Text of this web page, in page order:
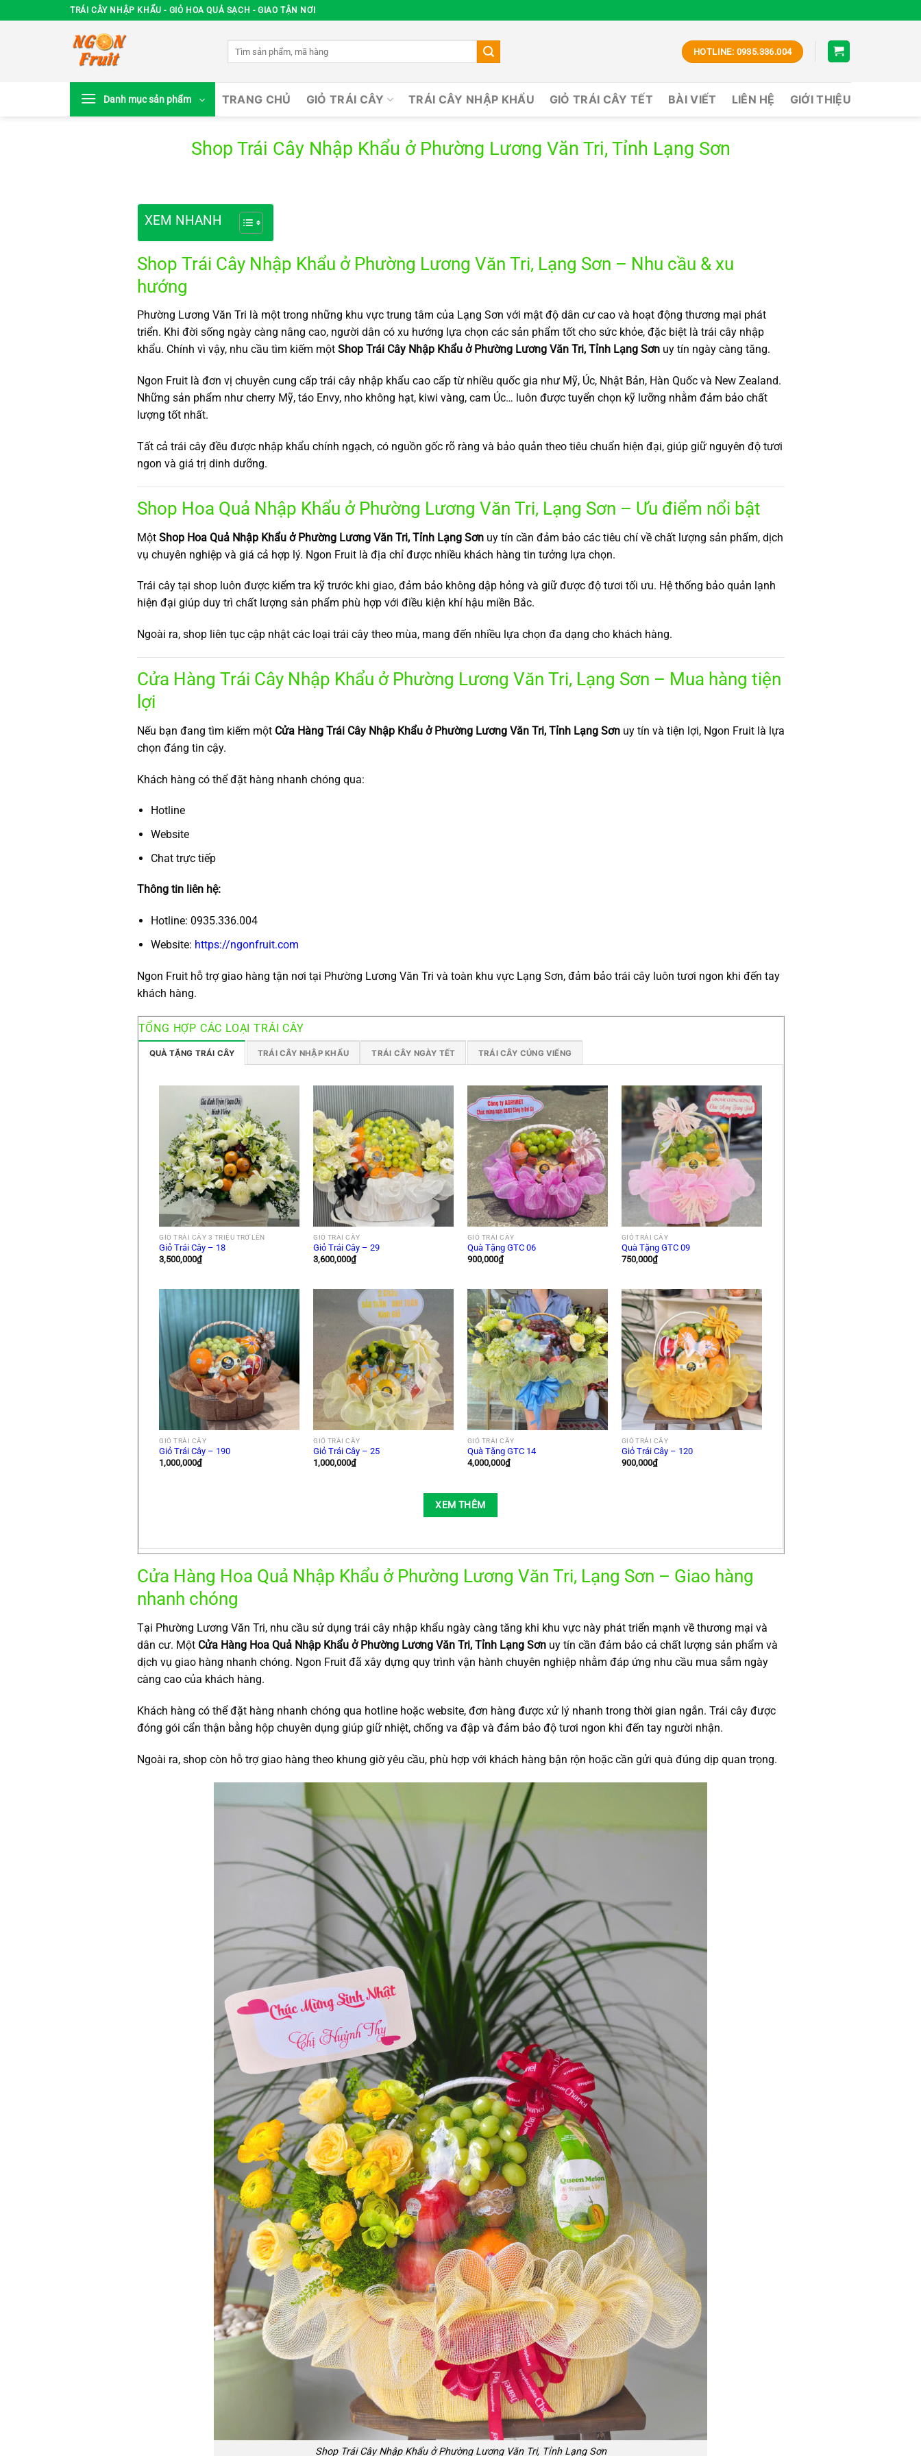
đến
TRÁI CÂY NHẬP KHẨU - GIỎ HOA QUẢ SẠCH - GIAO TẬN NƠI
HOTLINE: 0935.336.004
Danh mục sản phẩm TRANG CHỦ GIỎ TRÁI CÂY TRÁI CÂY NHẬP KHẨU GIỎ TRÁI CÂY TẾT BÀI VIẾT LIÊN HỆ GIỚI THIỆU
Shop Trái Cây Nhập Khẩu ở Phường Lương Văn Tri, Tỉnh Lạng Sơn
XEM NHANH
Shop Trái Cây Nhập Khẩu ở Phường Lương Văn Tri, Lạng Sơn – Nhu cầu & xu
hướng
Phường Lương Văn Tri là một trong những khu vực trung tâm của Lạng Sơn với mật độ dân cư cao và hoạt động thương mại phát
triển. Khi đời sống ngày càng nâng cao, người dân có xu hướng lựa chọn các sản phẩm tốt cho sức khỏe, đặc biệt là trái cây nhập
khẩu. Chính vì vậy, nhu cầu tìm kiếm một Shop Trái Cây Nhập Khẩu ở Phường Lương Văn Tri, Tỉnh Lạng Sơnuy tín ngày càng tăng.
Ngon Fruit là đơn vị chuyên cung cấp trái cây nhập khẩu cao cấp từ nhiều quốc gia như Mỹ, Úc, Nhật Bản, Hàn Quốc và New Zealand.
Những sản phẩm như cherry Mỹ, táo Envy, nho không hạt, kiwi vàng, cam Úc… luôn được tuyển chọn kỹ lưỡng nhằm đảm bảo chất
lượng tốt nhất.
Tất cả trái cây đều được nhập khẩu chính ngạch, có nguồn gốc rõ ràng và bảo quản theo tiêu chuẩn hiện đại, giúp giữ nguyên độ tươi
ngon và giá trị dinh dưỡng.
Shop Hoa Quả Nhập Khẩu ở Phường Lương Văn Tri, Lạng Sơn – Ưu điểm nổi bật
Một Shop Hoa Quả Nhập Khẩu ở Phường Lương Văn Tri, Tỉnh Lạng Sơnuy tín cần đảm bảo các tiêu chí về chất lượng sản phẩm, dịch
vụ chuyên nghiệp và giá cả hợp lý. Ngon Fruit là địa chỉ được nhiều khách hàng tin tưởng lựa chọn.
Trái cây tại shop luôn được kiểm tra kỹ trước khi giao, đảm bảo không dập hỏng và giữ được độ tươi tối ưu. Hệ thống bảo quản lạnh
hiện đại giúp duy trì chất lượng sản phẩm phù hợp với điều kiện khí hậu miền Bắc.
Ngoài ra, shop liên tục cập nhật các loại trái cây theo mùa, mang đến nhiều lựa chọn đa dạng cho khách hàng.
Cửa Hàng Trái Cây Nhập Khẩu ở Phường Lương Văn Tri, Lạng Sơn – Mua hàng tiện
lợi
Nếu bạn đang tìm kiếm một Cửa Hàng Trái Cây Nhập Khẩu ở Phường Lương Văn Tri, Tỉnh Lạng Sơnuy tín và tiện lợi, Ngon Fruit là lựa
chọn đáng tin cậy.
Khách hàng có thể đặt hàng nhanh chóng qua:
Hotline
Website
Chat trực tiếp
Thông tin liên hệ:
Hotline: 0935.336.004
Website: https://ngonfruit.com
Ngon Fruit hỗ trợ giao hàng tận nơi tại Phường Lương Văn Tri và toàn khu vực Lạng Sơn, đảm bảo trái cây luôn tươi ngon khi đến tay
khách hàng.
TỔNG HỢP CÁC LOẠI TRÁI CÂY
QUÀ TẶNG TRÁI CÂY TRÁI CÂY NHẬP KHẨU TRÁI CÂY NGÀY TẾT TRÁI CÂY CÚNG VIẾNG
GIỎ TRÁI CÂY 3 TRIỆU TRỞ LÊN
Giỏ Trái Cây – 18
3,500,000₫
GIỎ TRÁI CÂY
Giỏ Trái Cây – 29
3,600,000₫
GIỎ TRÁI CÂY
Quà Tặng GTC 06
900,000₫
GIỎ TRÁI CÂY
Quà Tặng GTC 09
750,000₫
GIỎ TRÁI CÂY
Giỏ Trái Cây – 190
1,000,000₫
GIỎ TRÁI CÂY
Giỏ Trái Cây – 25
1,000,000₫
GIỎ TRÁI CÂY
Quà Tặng GTC 14
4,000,000₫
GIỎ TRÁI CÂY
Giỏ Trái Cây – 120
900,000₫
XEM THÊM
Cửa Hàng Hoa Quả Nhập Khẩu ở Phường Lương Văn Tri, Lạng Sơn – Giao hàng
nhanh chóng
Tại Phường Lương Văn Tri, nhu cầu sử dụng trái cây nhập khẩu ngày càng tăng khi khu vực này phát triển mạnh về thương mại và
dân cư. Một Cửa Hàng Hoa Quả Nhập Khẩu ở Phường Lương Văn Tri, Tỉnh Lạng Sơnuy tín cần đảm bảo cả chất lượng sản phẩm và
dịch vụ giao hàng nhanh chóng. Ngon Fruit đã xây dựng quy trình vận hành chuyên nghiệp nhằm đáp ứng nhu cầu mua sắm ngày
càng cao của khách hàng.
Khách hàng có thể đặt hàng nhanh chóng qua hotline hoặc website, đơn hàng được xử lý nhanh trong thời gian ngắn. Trái cây được
đóng gói cẩn thận bằng hộp chuyên dụng giúp giữ nhiệt, chống va đập và đảm bảo độ tươi ngon khi đến tay người nhận.
Ngoài ra, shop còn hỗ trợ giao hàng theo khung giờ yêu cầu, phù hợp với khách hàng bận rộn hoặc cần gửi quà đúng dịp quan trọng.
Shop Trái Cây Nhập Khẩu ở Phường Lương Văn Tri, Tỉnh Lạng Sơn